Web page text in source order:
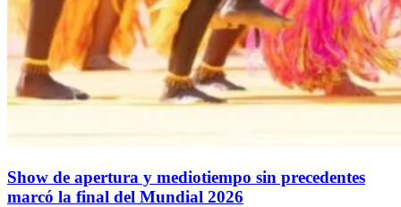
Show de apertura y mediotiempo sin precedentes
marcó la final del Mundial 2026